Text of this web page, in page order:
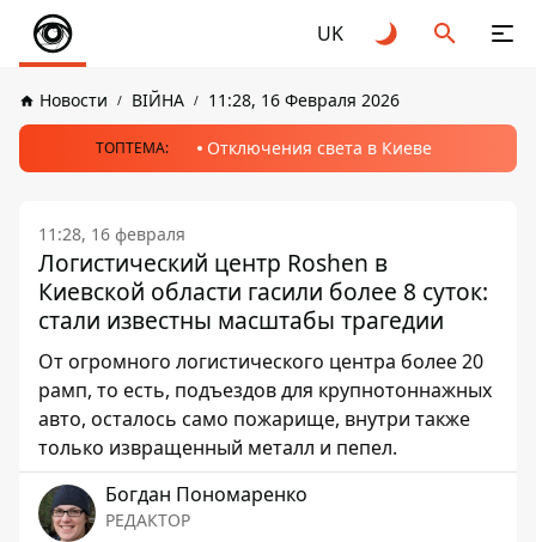
UK
Новости ВІЙНА 11:28, 16 Февраля 2026
ТОПТЕМА: Отключения света в Киеве
11:28, 16 февраля
Логистический центр Roshen в
Киевской области гасили более 8 суток:
стали известны масштабы трагедии
От огромного логистического центра более 20
рамп, то есть, подъездов для крупнотоннажных
авто, осталось само пожарище, внутри также
только извращенный металл и пепел.
Богдан Пономаренко
РЕДАКТОР